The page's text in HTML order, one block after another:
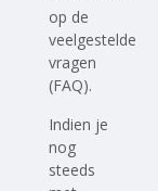
op de
veelgestelde
vragen
(FAQ).
Indien je
nog
steeds